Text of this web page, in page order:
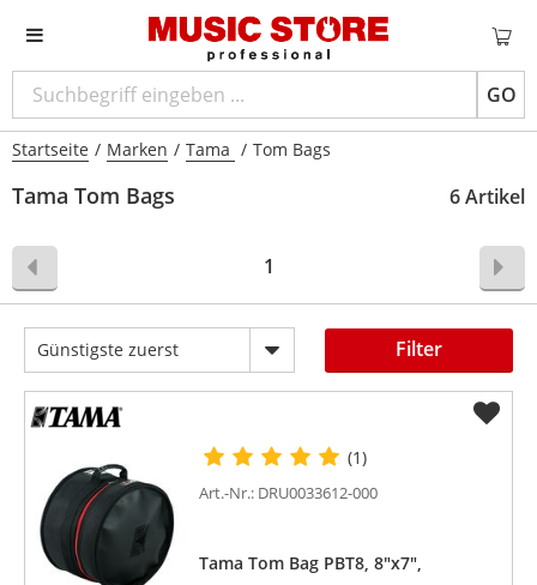
GO
Startseite / Marken / Tama / Tom Bags
Tama Tom Bags 6 Artikel
Günstigste zuerst
1
Filter
(1)
Art.-Nr.: DRU0033612-000
Tama Tom Bag PBT8, 8"x7",